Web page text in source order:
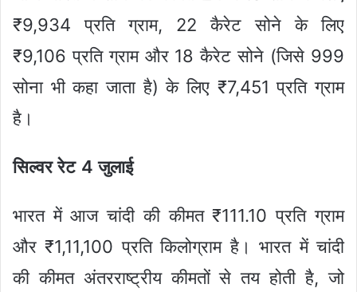
₹9,934 प्रति ग्राम, 22 कैरेट सोने के लिए
₹9,106 प्रति ग्राम और 18 कैरेट सोने (जिसे 999
सोना भी कहा जाता है) के लिए ₹7,451 प्रति ग्राम
है।
सिल्वर रेट 4 जुलाई
भारत में आज चांदी की कीमत ₹111.10 प्रति ग्राम
और ₹1,11,100 प्रति किलोग्राम है। भारत में चांदी
की कीमत अंतरराष्ट्रीय कीमतों से तय होती है, जो